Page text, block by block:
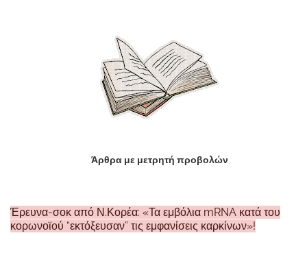
Άρθρα με μετρητή προβολών
Έρευνα-σοκ από Ν.Κορέα: «Τα εμβόλια mRNA κατά του
κορωνοϊού “εκτόξευσαν” τις εμφανίσεις καρκίνων»!